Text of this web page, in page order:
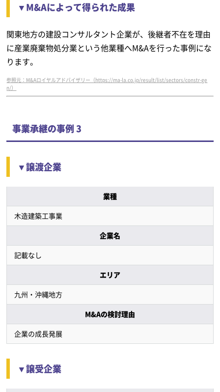
▼M&Aによって得られた成果
関東地方の建設コンサルタント企業が、後継者不在を理由
に産業廃棄物処分業という他業種へM&Aを行った事例にな
ります。
参照元：M&Aロイヤルアドバイザリー（https://ma-la.co.jp/result/list/sectors/constr-ge
n/）
事業承継の事例 3
▼譲渡企業
業種
木造建築工事業
企業名
記載なし
エリア
九州・沖縄地方
M&Aの検討理由
企業の成長発展
▼譲受企業